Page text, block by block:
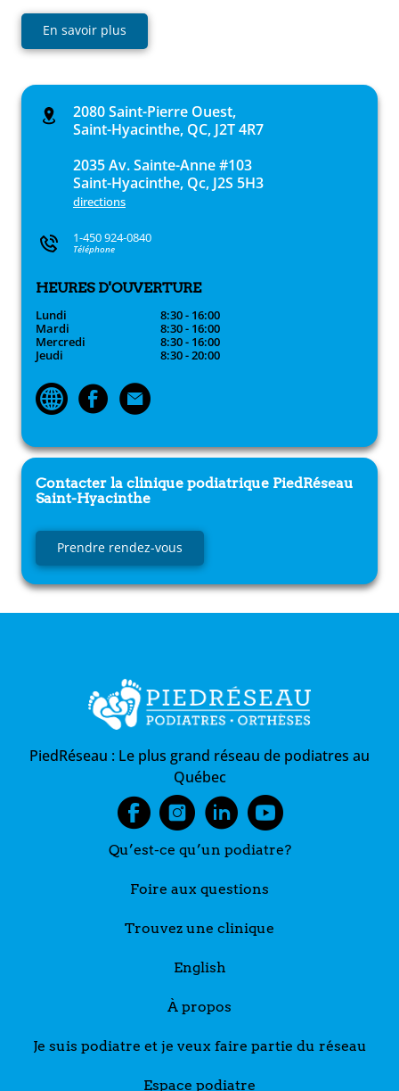
En savoir plus
2080 Saint-Pierre Ouest,
Saint-Hyacinthe, QC, J2T 4R7
2035 Av. Sainte-Anne #103
Saint-Hyacinthe, Qc, J2S 5H3
directions
1-450 924-0840
Téléphone
HEURES D'OUVERTURE
Lundi
8:30 - 16:00
Mardi
8:30 - 16:00
Mercredi
8:30 - 16:00
Jeudi
8:30 - 20:00
Contacter la clinique podiatrique PiedRéseau
Saint-Hyacinthe
Prendre rendez-vous
PiedRéseau : Le plus grand réseau de podiatres au
Québec
Qu’est-ce qu’un podiatre?
Foire aux questions
Trouvez une clinique
English
À propos
Je suis podiatre et je veux faire partie du réseau
Espace podiatre